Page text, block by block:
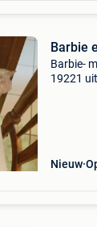
Barbie
Barbie-
19221
Nieuw